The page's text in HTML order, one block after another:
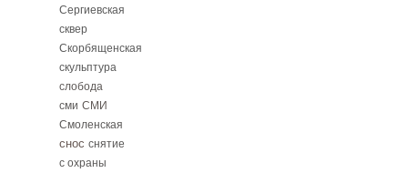
Сергиевская
сквер
Скорбященская
скульптура
слобода
сми СМИ
Смоленская
снос снятие
с охраны